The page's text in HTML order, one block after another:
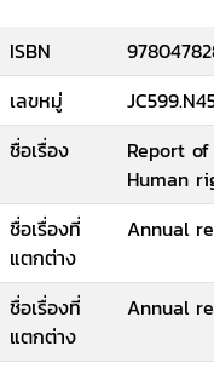
ISBN
เลขหมู่
ชื่อเรื่อง
Report
Human
ชื่อเรื่องที่
แตกต่าง
Annual
ชื่อเรื่องที่
แตกต่าง
Annual